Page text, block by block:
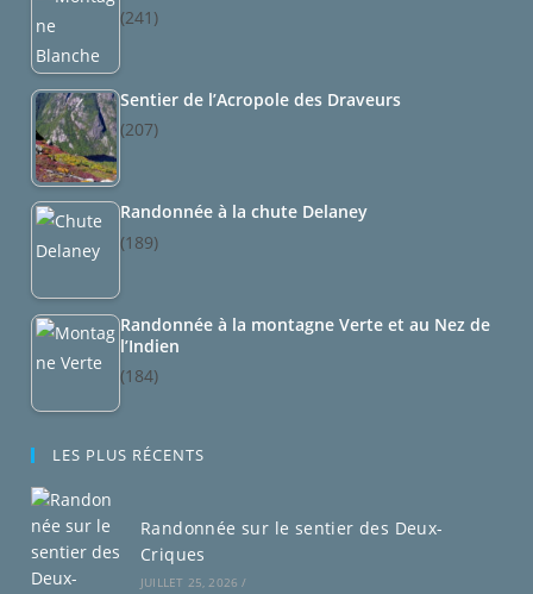
(241)
Sentier de l’Acropole des Draveurs
(207)
Randonnée à la chute Delaney
(189)
Randonnée à la montagne Verte et au Nez de
l’Indien
(184)
LES PLUS RÉCENTS
Randonnée sur le sentier des Deux-
Criques
JUILLET 25, 2026 /